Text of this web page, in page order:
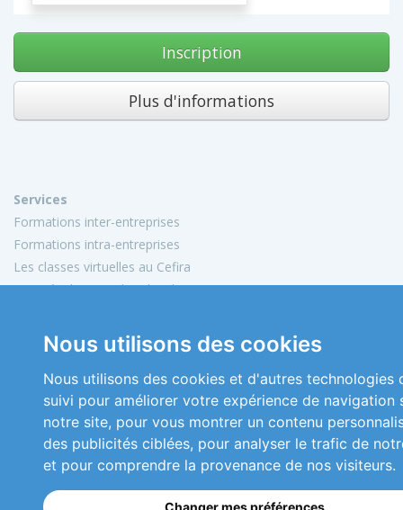
Nous utilisons des cookies
Nous utilisons des cookies et d'autres technologies
suivi pour améliorer votre expérience de navigation
notre site, pour vous montrer un contenu
des publicités ciblées, pour analyser le trafic de
et pour comprendre la provenance de nos visiteurs.
Changer mes préférences
Inscription
Plus d'informations
Services
Formations inter-entreprises
Formations intra-entreprises
Les classes virtuelles au Cefira
Activités de conseil et d'audit
Informations
Mon compte
Plan du site
Mentions légales
Conditions générales de vente
Nous contacter
Copyright 2026 © Cefira